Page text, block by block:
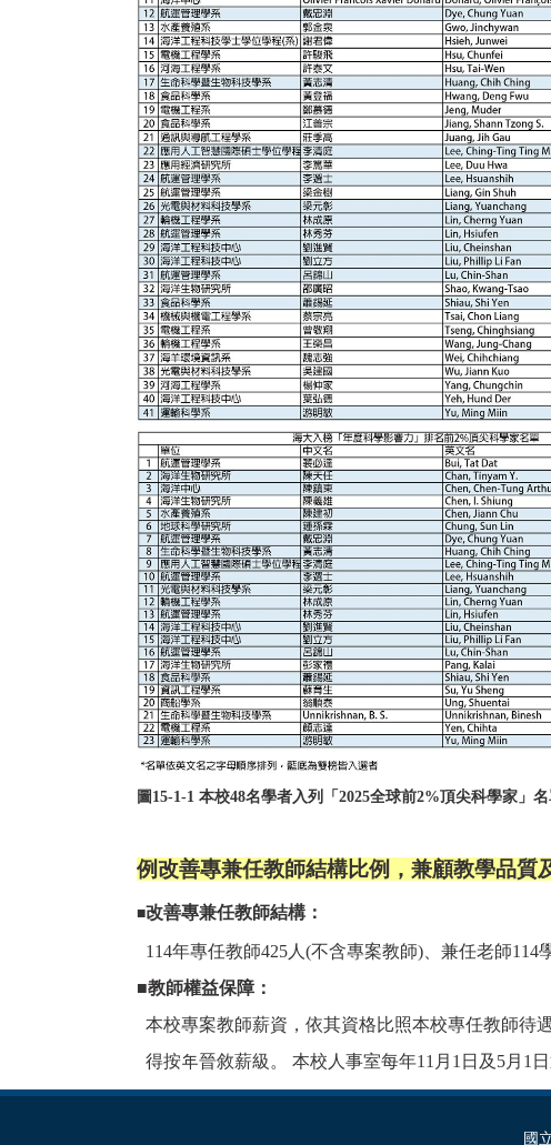
圖15-1-1 本校48名學者入列「2025全球前2%頂尖科學家」
例改善專兼任教師結構比例，兼顧教學品質
■改善專兼任教師結構：
114年專任教師425人(不含專案教師)、兼任老師114
■教師權益保障：
本校專案教師薪資，依其資格比照本校專任教師待
得按年晉敘薪級。 本校人事室每年11月1日及5月1
國